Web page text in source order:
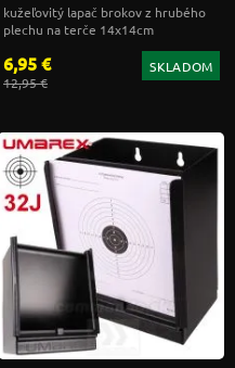
kužeľovitý lapač brokov z hrubého
plechu na terče 14x14cm
6,95 €
12,95 €
SKLADOM